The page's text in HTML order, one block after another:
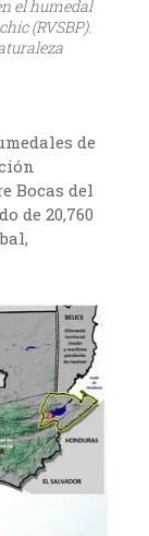
el humedal
(RVSBP).
de
Bocas del
de 20,760